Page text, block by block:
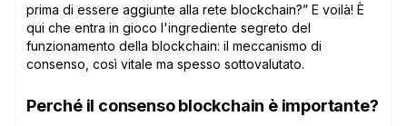
prima di essere aggiunte alla rete blockchain?” E voilà! È
qui che entra in gioco l'ingrediente segreto del
funzionamento della blockchain: il meccanismo di
consenso, così vitale ma spesso sottovalutato.
Perché il consenso blockchain è importante?